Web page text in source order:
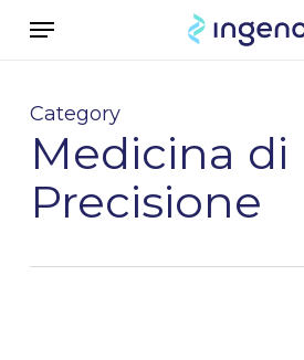
Menu
Category
Medicina di
Precisione